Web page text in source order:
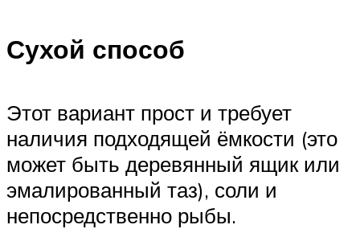
Сухой способ
Этот вариант прост и требует
наличия подходящей ёмкости (это
может быть деревянный ящик или
эмалированный таз), соли и
непосредственно рыбы.